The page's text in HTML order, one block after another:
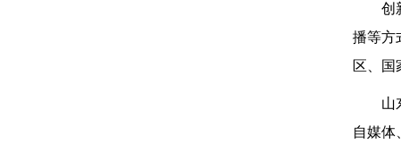
创
播等方
区、国
山
自媒体